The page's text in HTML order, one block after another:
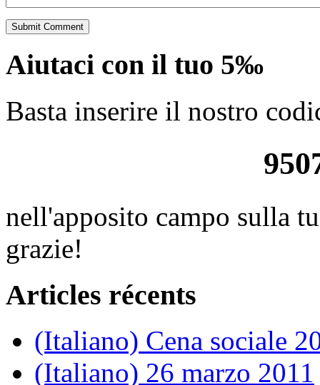
Aiutaci con il tuo 5‰
Basta inserire il nostro
nell'apposito campo sulla
grazie!
Articles récents
(Italiano) Cena sociale
(Italiano) 26 marzo 2011